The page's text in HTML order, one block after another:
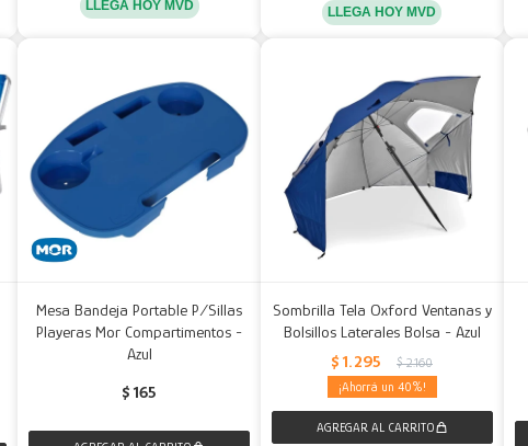
LLEGA HOY MVD LLEGA HOY MVD
Mesa Bandeja Portable P/Sillas
Playeras Mor Compartimentos -
Azul
$ 165
Sombrilla Tela Oxford Ventanas y
Bolsillos Laterales Bolsa - Azul
$ 1.295 $ 2.160
40